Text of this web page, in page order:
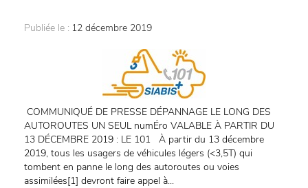
Publiée le : 12 décembre 2019
COMMUNIQUÉ DE PRESSE DÉPANNAGE LE LONG DES
AUTOROUTES UN SEUL numÉro VALABLE À PARTIR DU
13 DÉCEMBRE 2019 : LE 101 À partir du 13 décembre
2019, tous les usagers de véhicules légers (<3,5T) qui
tombent en panne le long des autoroutes ou voies
assimilées[1] devront faire appel à...